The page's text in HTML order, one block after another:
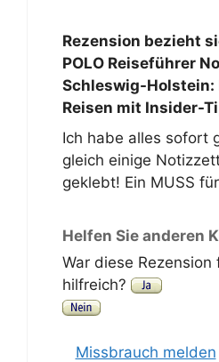
Rezension bezieht
POLO Reiseführer
Schleswig-Holstein:
Reisen mit Insider-
Ich habe alles sofort
gleich einige
geklebt! Ein MUSS
Helfen Sie anderen
War diese Rezension
hilfreich?
Missbrauch melden